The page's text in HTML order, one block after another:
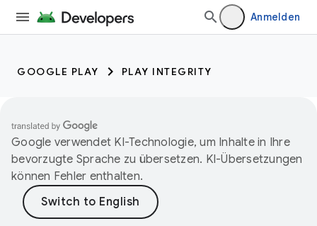
Anmelden
GOOGLE PLAY PLAY INTEGRITY
Google verwendet KI-Technologie, um Inhalte in Ihre
bevorzugte Sprache zu übersetzen. KI-Übersetzungen
können Fehler enthalten.